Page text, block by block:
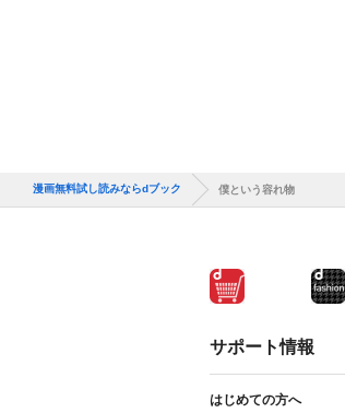
漫画無料試し読みならdブック 僕という容れ物
サポート情報
はじめての方へ